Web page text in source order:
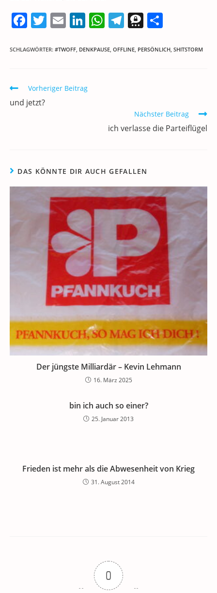
F
c
b
o
o
T
itt
E
ai
Li
k
dI
n
W
at
T
e
T
re le
SCHLAGWÖRTER: #TWOFF, DENKPAUSE, OFFLINE, PERSÖNLICH, SHITSTORM
Weitere
Artikel
ansehen
Vorheriger Beitrag
und jetzt?
Nächster Beitrag
ich verlasse die Parteiflügel
DAS KÖNNTE DIR AUCH GEFALLEN
Der jüngste Milliardär – Kevin Lehmann
16. März 2025
bin ich auch so einer?
25. Januar 2013
Frieden ist mehr als die Abwesenheit von Krieg
31. August 2014
0